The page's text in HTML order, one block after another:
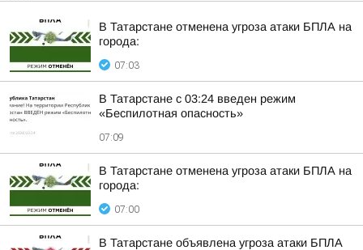
В Татарстане отменена угроза атаки БПЛА на
города:
07:03
В Татарстане с 03:24 введен режим
«Беспилотная опасность»
07:09
В Татарстане отменена угроза атаки БПЛА на
города:
07:00
В Татарстане объявлена угроза атаки БПЛА